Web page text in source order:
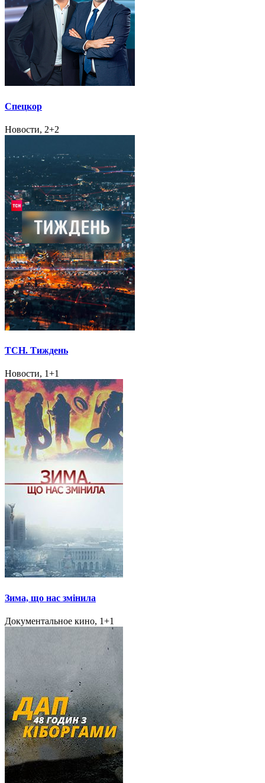
Спецкор
Новости, 2+2
ТСН. Тиждень
Новости, 1+1
Зима, що нас змінила
Документальное кино, 1+1